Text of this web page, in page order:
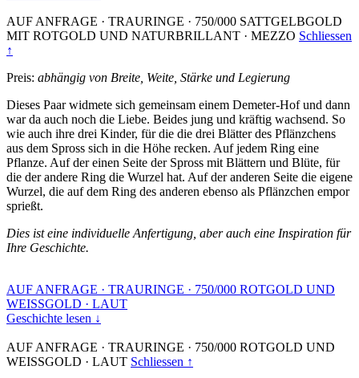
AUF ANFRAGE · TRAURINGE · 750/000 SATTGELBGOLD
MIT ROTGOLD UND NATURBRILLANT · MEZZO Schliessen
↑
Preis: abhängig von Breite, Weite, Stärke und Legierung
Dieses Paar widmete sich gemeinsam einem Demeter-Hof und dann
war da auch noch die Liebe. Beides jung und kräftig wachsend. So
wie auch ihre drei Kinder, für die die drei Blätter des Pflänzchens
aus dem Spross sich in die Höhe recken. Auf jedem Ring eine
Pflanze. Auf der einen Seite der Spross mit Blättern und Blüte, für
die der andere Ring die Wurzel hat. Auf der anderen Seite die eigene
Wurzel, die auf dem Ring des anderen ebenso als Pflänzchen empor
sprießt.
Dies ist eine individuelle Anfertigung, aber auch eine Inspiration für
Ihre Geschichte.
AUF ANFRAGE · TRAURINGE · 750/000 ROTGOLD UND
WEISSGOLD · LAUT
Geschichte lesen ↓
AUF ANFRAGE · TRAURINGE · 750/000 ROTGOLD UND
WEISSGOLD · LAUT Schliessen ↑